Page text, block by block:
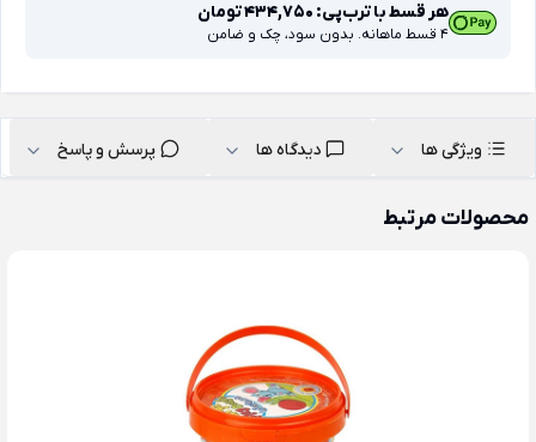
هر قسط با ترب‌پی: 434,750تومان
4 قسط ماهانه. بدون سود، چک و ضامن
ویژگی ها دیدگاه ها پرسش و پاسخ
محصولات مرتبط